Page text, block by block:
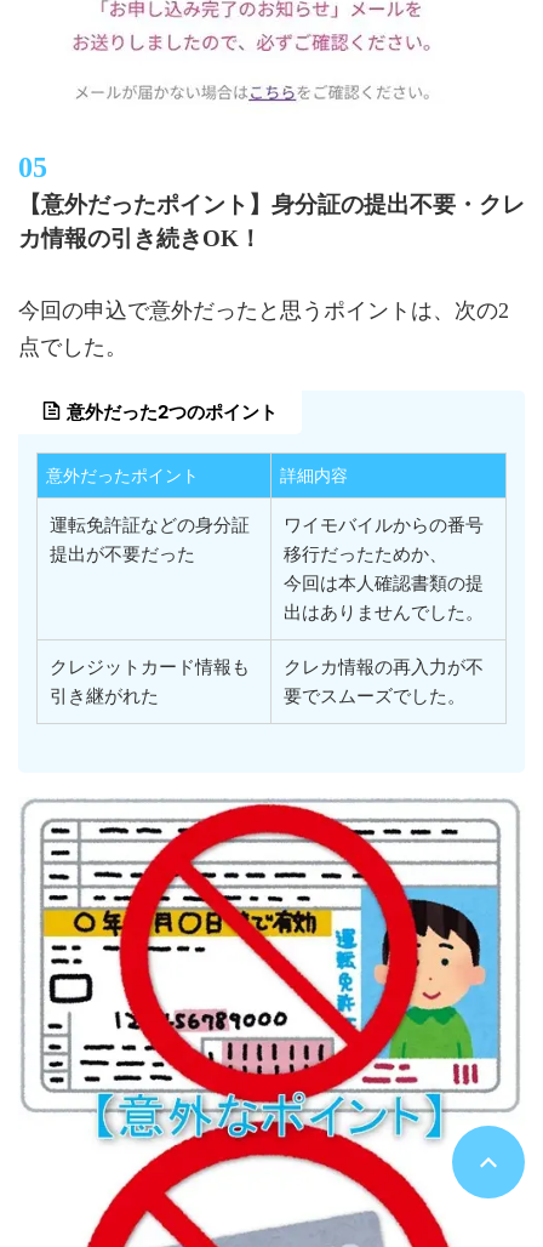
【意外だったポイント】身分証の提出不要・クレ
カ情報の引き続きOK！
今回の申込で意外だったと思うポイントは、次の2
点でした。
意外だった2つのポイント
意外だったポイント 詳細内容
運転免許証などの身分証
提出が不要だった
ワイモバイルからの番号
移行だったためか、
今回は本人確認書類の提
出はありませんでした。
クレジットカード情報も
引き継がれた
クレカ情報の再入力が不
要でスムーズでした。